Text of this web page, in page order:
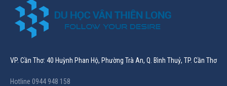
VP. Cần Thơ: 40 Huỳnh Phan Hộ, Phường Trà An, Q. Bình Thuỷ, TP. Cần Thơ
Hotline 0944 948 158